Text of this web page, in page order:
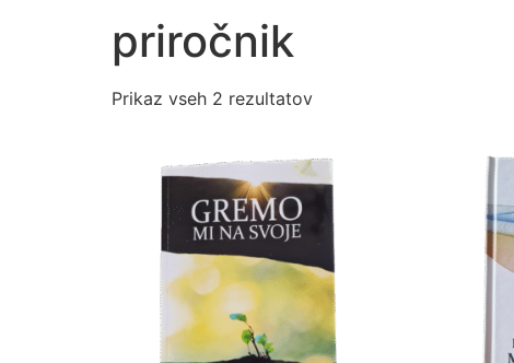
priročnik
Prikaz vseh 2 rezultatov